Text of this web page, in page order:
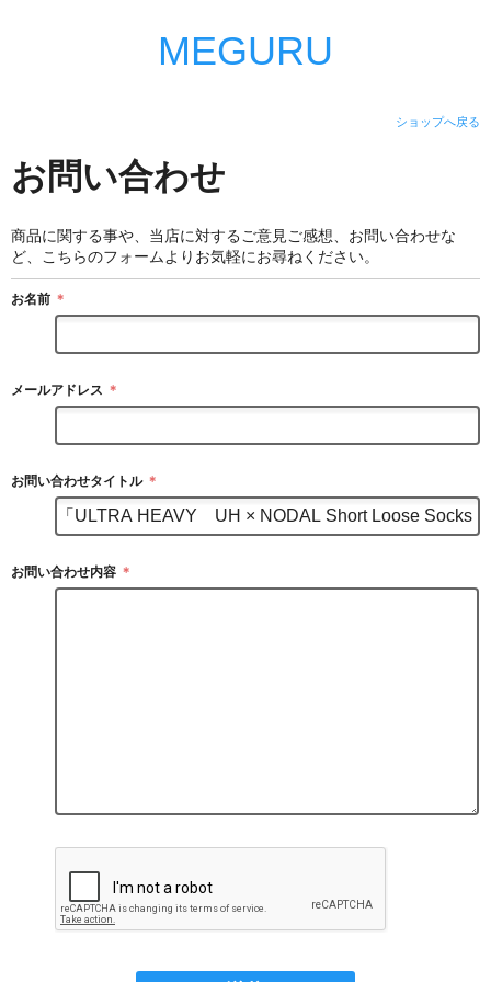
MEGURU
ショップへ戻る
お問い合わせ
商品に関する事や、当店に対するご意見ご感想、お問い合わせな
ど、こちらのフォームよりお気軽にお尋ねください。
お名前 ＊
メールアドレス ＊
お問い合わせタイトル ＊
お問い合わせ内容 ＊